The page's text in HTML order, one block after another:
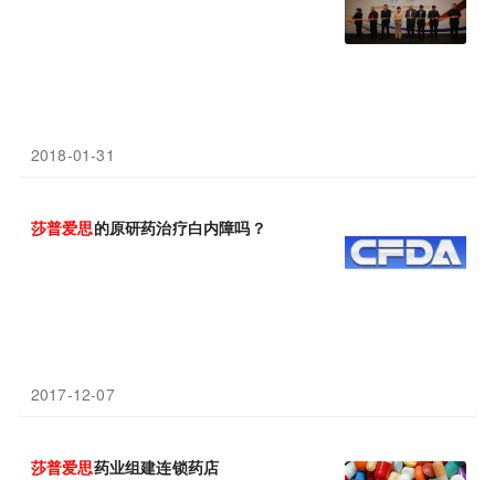
2018-01-31
莎普爱思的原研药治疗白内障吗？
2017-12-07
莎普爱思药业组建连锁药店